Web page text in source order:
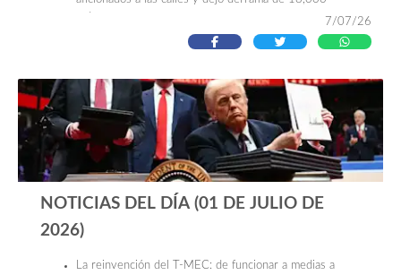
México recupera lugar en el top 10 de la IED
TV Azteca es declarada oficialmente en concurso
mercantil para reestructurar su deuda financiera.
7/07/26
NOTICIAS DEL DÍA (01 DE JULIO DE
2026)
La reinvención del T-MEC: de funcionar a medias a